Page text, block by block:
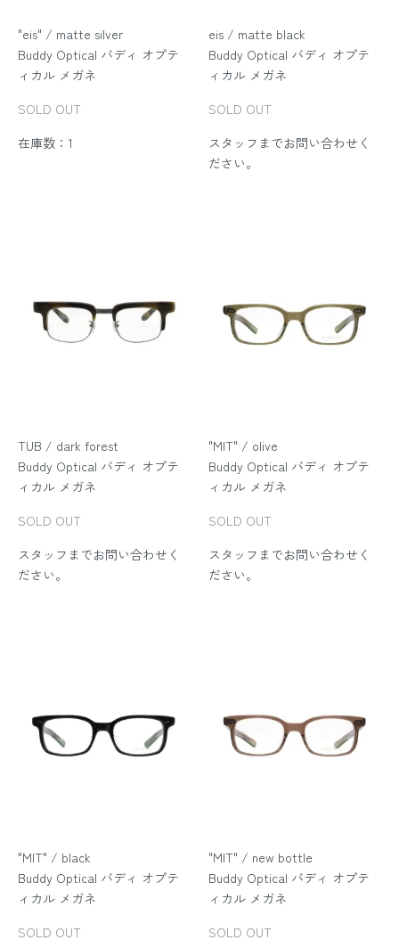
"eis" / matte silver
Buddy Optical バディ オプテ
ィカル メガネ
SOLD OUT
在庫数：1
eis / matte black
Buddy Optical バディ オプテ
ィカル メガネ
SOLD OUT
スタッフまでお問い合わせく
ださい。
TUB / dark forest
Buddy Optical バディ オプテ
ィカル メガネ
SOLD OUT
スタッフまでお問い合わせく
ださい。
"MIT" / olive
Buddy Optical バディ オプテ
ィカル メガネ
SOLD OUT
スタッフまでお問い合わせく
ださい。
"MIT" / black
Buddy Optical バディ オプテ
ィカル メガネ
SOLD OUT
"MIT" / new bottle
Buddy Optical バディ オプテ
ィカル メガネ
SOLD OUT